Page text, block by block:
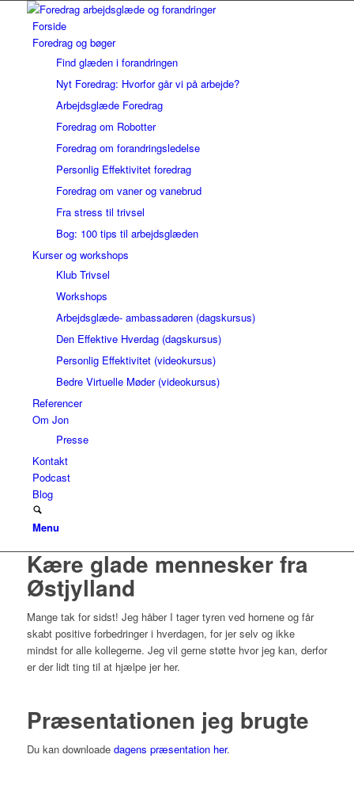
Forside
Foredrag og bøger
Find glæden i forandringen
Nyt Foredrag: Hvorfor går vi på arbejde?
Arbejdsglæde Foredrag
Foredrag om Robotter
Foredrag om forandringsledelse
Personlig Effektivitet foredrag
Foredrag om vaner og vanebrud
Fra stress til trivsel
Bog: 100 tips til arbejdsglæden
Kurser og workshops
Klub Trivsel
Workshops
Arbejdsglæde- ambassadøren (dagskursus)
Den Effektive Hverdag (dagskursus)
Personlig Effektivitet (videokursus)
Bedre Virtuelle Møder (videokursus)
Referencer
Om Jon
Presse
Kontakt
Podcast
Blog
Menu
Kære glade mennesker fra
Østjylland
Mange tak for sidst! Jeg håber I tager tyren ved hornene og får
skabt positive forbedringer i hverdagen, for jer selv og ikke
mindst for alle kollegerne. Jeg vil gerne støtte hvor jeg kan, derfor
er der lidt ting til at hjælpe jer her.
Præsentationen jeg brugte
Du kan downloade dagens præsentation her.